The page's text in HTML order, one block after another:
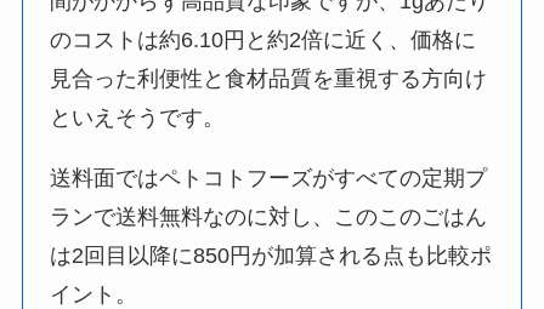
のコストは約6.10円と約2倍に近く、価格に
見合った利便性と食材品質を重視する方向け
といえそうです。
送料面ではペトコトフーズがすべての定期プ
ランで送料無料なのに対し、このこのごはん
は2回目以降に850円が加算される点も比較ポ
イント。